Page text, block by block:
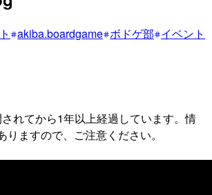
akiba.boardgame ボドゲ部 イベント
れてから1年以上経過しています。情
ますので、ご注意ください。